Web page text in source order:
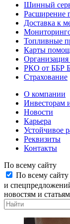
Шинный
Расширение
Доставка к
Топливные
Карты
Организация
РКО от ББР
Страхование
О компании
Инвесторам
Новости
Карьера
Устойчивое
Реквизиты
Контакты
По всему сайту
По всему сайту
и
новостям и статьям